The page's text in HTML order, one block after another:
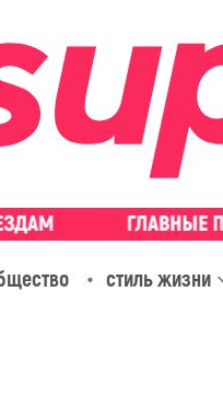
стиль жизни